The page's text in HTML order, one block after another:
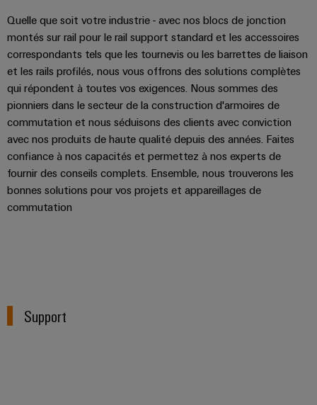
Quelle que soit votre industrie - avec nos blocs de jonction
montés sur rail pour le rail support standard et les accessoires
correspondants tels que les tournevis ou les barrettes de liaison
et les rails profilés, nous vous offrons des solutions complètes
qui répondent à toutes vos exigences. Nous sommes des
pionniers dans le secteur de la construction d'armoires de
commutation et nous séduisons des clients avec conviction
avec nos produits de haute qualité depuis des années. Faites
confiance à nos capacités et permettez à nos experts de
fournir des conseils complets. Ensemble, nous trouverons les
bonnes solutions pour vos projets et appareillages de
commutation
Support